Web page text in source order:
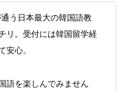
う日本最大の韓国語教
リ。受付には韓国留学経
安心。
語を楽しんでみません